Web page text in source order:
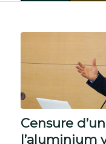
Censure
l’aluminium